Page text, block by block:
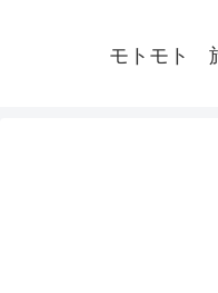
モトモト